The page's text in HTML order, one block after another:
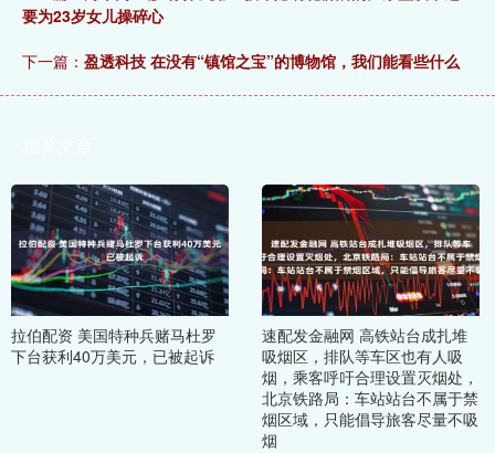
要为23岁女儿操碎心
下一篇： 盈透科技 在没有“镇馆之宝”的博物馆，我们能看些什么
拉伯配资 美国特种兵赌马杜罗
下台获利40万美元，已被起诉
速配发金融网 高铁站台成扎堆
吸烟区，排队等车区也有人吸
烟，乘客呼吁合理设置灭烟处，
北京铁路局：车站站台不属于禁
烟区域，只能倡导旅客尽量不吸
烟